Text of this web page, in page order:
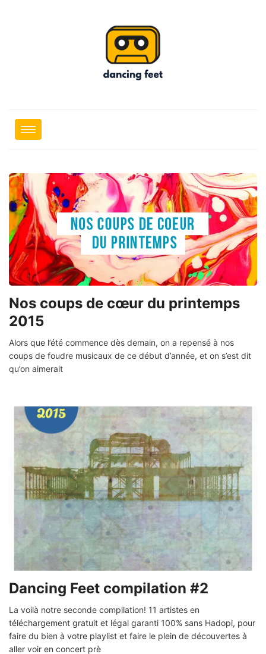
Nos coups de cœur du printemps
2015
Alors que l’été commence dès demain, on a repensé à nos
coups de foudre musicaux de ce début d’année, et on s’est dit
qu’on aimerait
Dancing Feet compilation #2
La voilà notre seconde compilation! 11 artistes en
téléchargement gratuit et légal garanti 100% sans Hadopi, pour
faire du bien à votre playlist et faire le plein de découvertes à
aller voir en concert prè